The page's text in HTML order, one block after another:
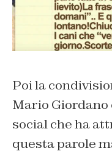
Poi la
Mario
social che ha
questa parole